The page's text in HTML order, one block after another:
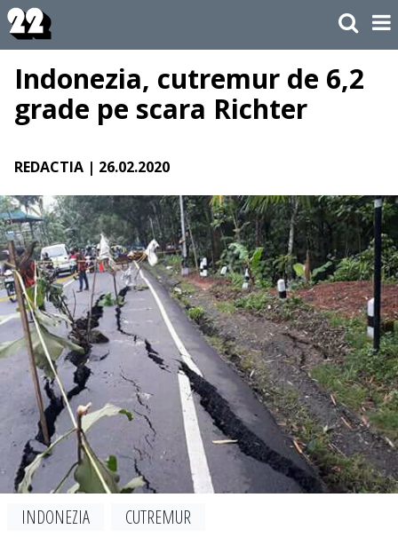
Indonezia, cutremur de 6,2
grade pe scara Richter
REDACTIA | 26.02.2020
INDONEZIA
CUTREMUR